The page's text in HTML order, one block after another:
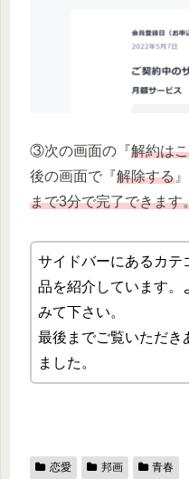
③次の画面の『解約は
後の画面で『解除する
まで3分で完了できます
サイドバーにあるカテ
品を紹介しています。
みて下さい。
最後までご覧いただき
ました。
恋愛 邦画 青春